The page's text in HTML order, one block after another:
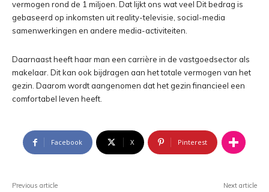
vermogen rond de 1 miljoen. Dat lijkt ons wat veel Dit bedrag is
gebaseerd op inkomsten uit reality-televisie, social-media
samenwerkingen en andere media-activiteiten.
Daarnaast heeft haar man een carrière in de vastgoedsector als
makelaar. Dit kan ook bijdragen aan het totale vermogen van het
gezin. Daarom wordt aangenomen dat het gezin financieel een
comfortabel leven heeft.
Facebook X Pinterest
Previous article Next article